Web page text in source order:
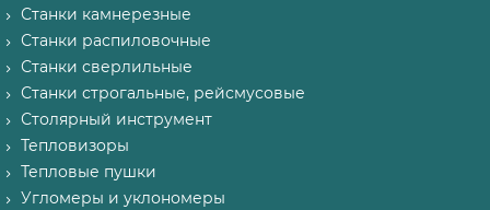
Станки камнерезные
Станки распиловочные
Станки сверлильные
Станки строгальные, рейсмусовые
Столярный инструмент
Тепловизоры
Тепловые пушки
Угломеры и уклономеры